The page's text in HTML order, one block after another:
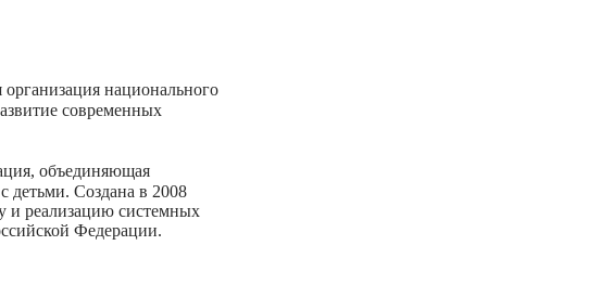
национального
современных
объединяющая
детьми. Создана в 2008
и реализацию системных
Федерации.